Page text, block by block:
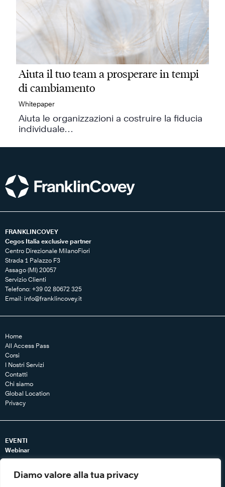
Diamo valore alla tua privacy
Aiuta il tuo team a prosperare in tempi
di cambiamento
Whitepaper
Aiuta le organizzazioni a costruire la fiducia
individuale…
FRANKLINCOVEY
Cegos Italia exclusive partner
Centro Direzionale MilanoFiori
Strada 1 Palazzo F3
Assago (MI) 20057
Servizio Clienti
Telefono: +39 02 80672 325
Email: info@franklincovey.it
Home
All Access Pass
Corsi
I Nostri Servizi
Contatti
Chi siamo
Global Location
Privacy
EVENTI
Webinar
Articoli